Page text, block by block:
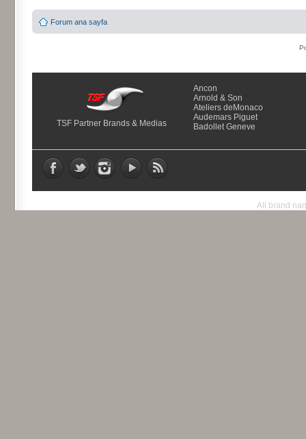
Forum ana sayfa
TSF Partner Brands & Medias
Ancon
Arnold & Son
Ateliers deMonaco
Audemars Piguet
Badollet Geneve
All brand